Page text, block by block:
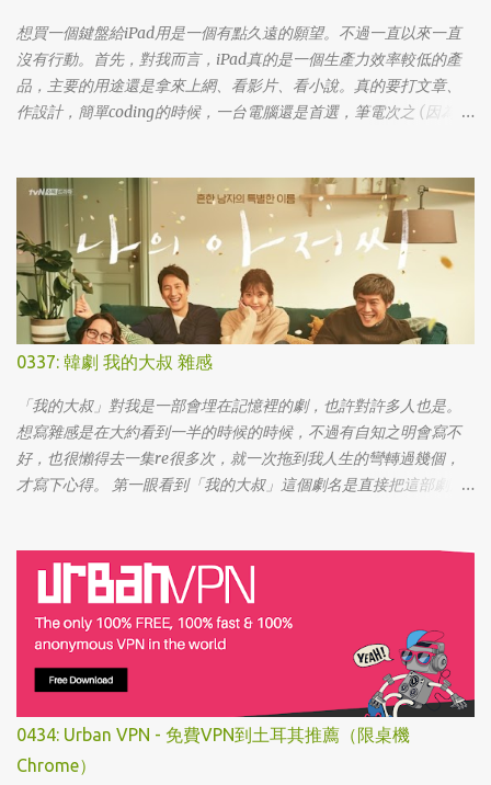
想買一個鍵盤給iPad用是一個有點久遠的願望。不過一直以來一直
沒有行動。首先，對我而言，iPad真的是一個生產力效率較低的產
品，主要的用途還是拿來上網、看影片、看小說。真的要打文章、
作設計，簡單coding的時候，一台電腦還是首選，筆電次之 (因為我
這一塊吧... 可惜大一畫了一個學期的蛋之後，我就知道我在這一塊應
該是沒啥天份的XD
0337: 韓劇 我的大叔 雜感
「我的大叔」對我是一部會埋在記憶裡的劇，也許對許多人也是。
想寫雜感是在大約看到一半的時候的時候，不過有自知之明會寫不
好，也很懶得去一集re很多次，就一次拖到我人生的彎轉過幾個，
才寫下心得。 第一眼看到「我的大叔」這個劇名是直接把這部劇放
不斷，加上面臨了美、日、韓劇的劇荒，個人又特愛喪劇，我硬是
在找出來看了一次…。 不得不說，開頭的辦公室場景，打昆蟲的的情
節和打在代表頭上奇異動畫，讓我以為這是次世代的搞笑辦公室
劇。第一集看完的時候，說真的還真不知道這部劇集要表達什麼 -
因為開頭讓我覺得無厘頭的場景和後續開始步入至安的黑暗世界，
讓我好難入戲。 為什麼要作這飄蟲視角? 為什麼要加這些星星? 所以
當我推這部戲給朋友的時候，我和朋友說一定要撐過第一集，過了
就沒事了… 很可惜的是，當後面我每集都看到落淚的時候，我朋友無
法體會，因為她在第一集就陣亡了。 題外話，整部影集完結後，我
0434: Urban VPN - 免費VPN到土耳其推薦（限桌機
Chrome）